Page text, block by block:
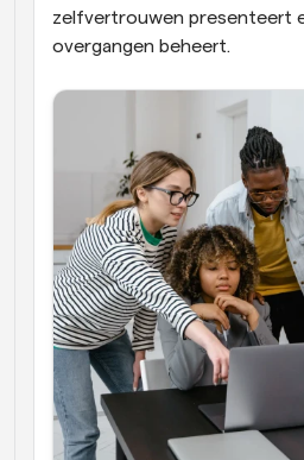
zelfvertrouwen presenteert
overgangen beheert.